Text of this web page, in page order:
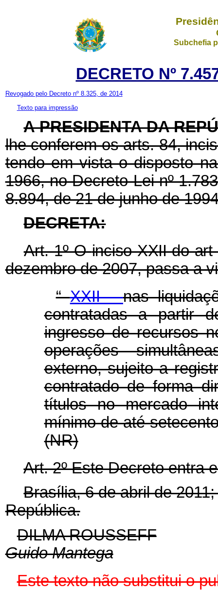
Subchefia
DECRETO Nº
Revogado pelo Decreto nº 8.325, de 2014
Texto para impressão
A PRESIDENTA DA
lhe conferem os arts. 84,
tendo em vista o disposto
1966, no Decreto-Lei nº
8.894, de 21 de junho de
DECRETA:
Art. 1º Oinciso XXII do
dezembro de 2007, passa a
“XXII -nas
contratadas a partir
ingresso de recursos
operações
externo, sujeito a
contratado de forma
títulos no mercado
mínimo de até
(NR)
Art. 2º Este Decreto entra
Brasília, 6 de abril de
República.
DILMA ROUSSEFF
Guido Mantega
Este texto não substitui o